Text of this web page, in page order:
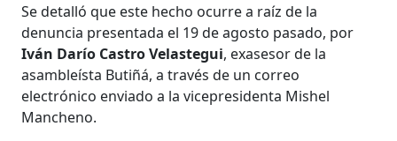
Se detalló que este hecho ocurre a raíz de la
denuncia presentada el 19 de agosto pasado, por
Iván Darío Castro Velastegui, exasesor de la
asambleísta Butiñá, a través de un correo
electrónico enviado a la vicepresidenta Mishel
Mancheno.